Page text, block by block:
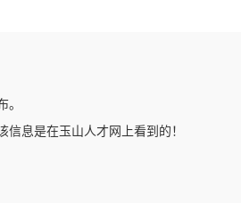
。
信息是在玉山人才网上看到的！